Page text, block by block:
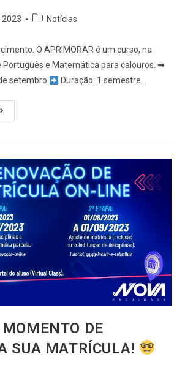
2023 Notícias
O APRIMORAR é um curso, na
Português e Matemática para calouros. ➡
setembro
Duração: 1 semestre…
MOMENTO DE
SUA MATRÍCULA!